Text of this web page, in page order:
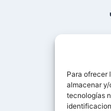
Para ofrecer
almacenar
tecnologías